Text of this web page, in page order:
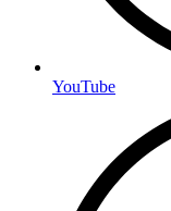
YouTube